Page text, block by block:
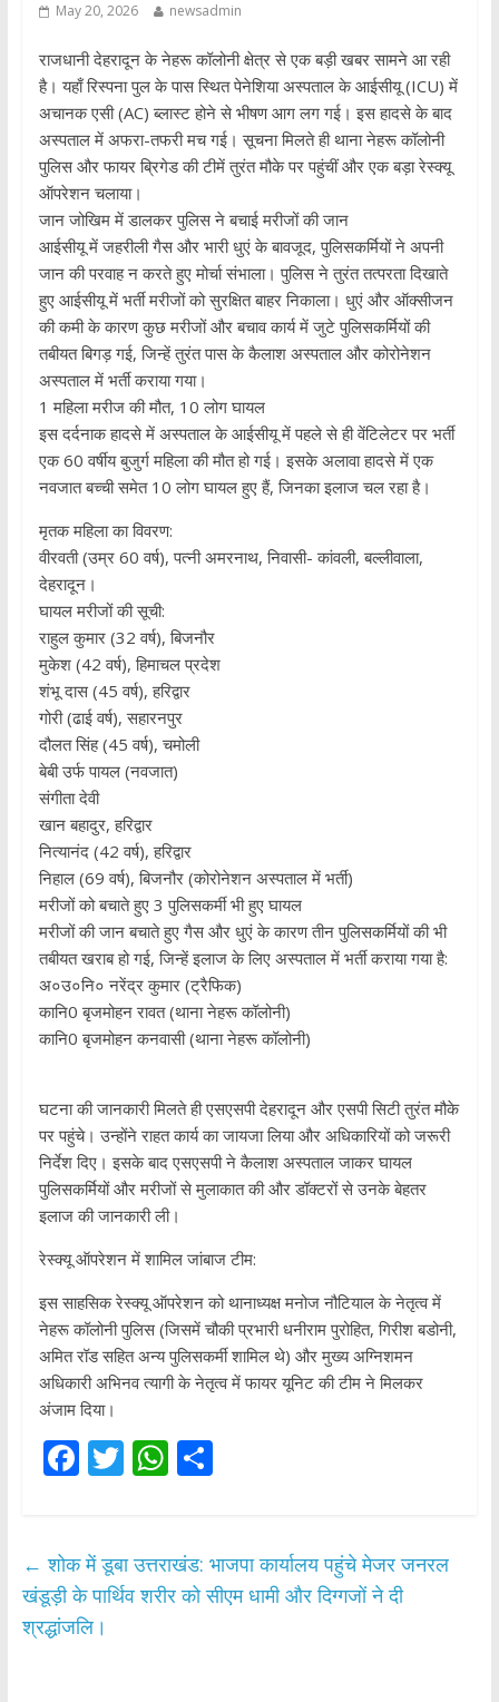
May 20, 2026 newsadmin
राजधानी देहरादून के नेहरू कॉलोनी क्षेत्र से एक बड़ी खबर सामने आ रही
है। यहाँ रिस्पना पुल के पास स्थित पेनेशिया अस्पताल के आईसीयू (ICU) में
अचानक एसी (AC) ब्लास्ट होने से भीषण आग लग गई। इस हादसे के बाद
अस्पताल में अफरा-तफरी मच गई। सूचना मिलते ही थाना नेहरू कॉलोनी
पुलिस और फायर ब्रिगेड की टीमें तुरंत मौके पर पहुंचीं और एक बड़ा रेस्क्यू
ऑपरेशन चलाया।
​जान जोखिम में डालकर पुलिस ने बचाई मरीजों की जान
​आईसीयू में जहरीली गैस और भारी धुएं के बावजूद, पुलिसकर्मियों ने अपनी
जान की परवाह न करते हुए मोर्चा संभाला। पुलिस ने तुरंत तत्परता दिखाते
हुए आईसीयू में भर्ती मरीजों को सुरक्षित बाहर निकाला। धुएं और ऑक्सीजन
की कमी के कारण कुछ मरीजों और बचाव कार्य में जुटे पुलिसकर्मियों की
तबीयत बिगड़ गई, जिन्हें तुरंत पास के कैलाश अस्पताल और कोरोनेशन
अस्पताल में भर्ती कराया गया।
​1 महिला मरीज की मौत, 10 लोग घायल
​इस दर्दनाक हादसे में अस्पताल के आईसीयू में पहले से ही वेंटिलेटर पर भर्ती
एक 60 वर्षीय बुजुर्ग महिला की मौत हो गई। इसके अलावा हादसे में एक
नवजात बच्ची समेत 10 लोग घायल हुए हैं, जिनका इलाज चल रहा है।
​मृतक महिला का विवरण:
​वीरवती (उम्र 60 वर्ष), पत्नी अमरनाथ, निवासी- कांवली, बल्लीवाला,
देहरादून।
​घायल मरीजों की सूची:
​राहुल कुमार (32 वर्ष), बिजनौर
​मुकेश (42 वर्ष), हिमाचल प्रदेश
​शंभू दास (45 वर्ष), हरिद्वार
​गोरी (ढाई वर्ष), सहारनपुर
​दौलत सिंह (45 वर्ष), चमोली
​बेबी उर्फ पायल (नवजात)
​संगीता देवी
​खान बहादुर, हरिद्वार
​नित्यानंद (42 वर्ष), हरिद्वार
​निहाल (69 वर्ष), बिजनौर (कोरोनेशन अस्पताल में भर्ती)
​मरीजों को बचाते हुए 3 पुलिसकर्मी भी हुए घायल
​मरीजों की जान बचाते हुए गैस और धुएं के कारण तीन पुलिसकर्मियों की भी
तबीयत खराब हो गई, जिन्हें इलाज के लिए अस्पताल में भर्ती कराया गया है:
​अ०उ०नि० नरेंद्र कुमार (ट्रैफिक)
​कानि0 बृजमोहन रावत (थाना नेहरू कॉलोनी)
​कानि0 बृजमोहन कनवासी (थाना नेहरू कॉलोनी)
​घटना की जानकारी मिलते ही एसएसपी देहरादून और एसपी सिटी तुरंत मौके
पर पहुंचे। उन्होंने राहत कार्य का जायजा लिया और अधिकारियों को जरूरी
निर्देश दिए। इसके बाद एसएसपी ने कैलाश अस्पताल जाकर घायल
पुलिसकर्मियों और मरीजों से मुलाकात की और डॉक्टरों से उनके बेहतर
इलाज की जानकारी ली।
​रेस्क्यू ऑपरेशन में शामिल जांबाज टीम:
​इस साहसिक रेस्क्यू ऑपरेशन को थानाध्यक्ष मनोज नौटियाल के नेतृत्व में
नेहरू कॉलोनी पुलिस (जिसमें चौकी प्रभारी धनीराम पुरोहित, गिरीश बडोनी,
अमित रॉड सहित अन्य पुलिसकर्मी शामिल थे) और मुख्य अग्निशमन
अधिकारी अभिनव त्यागी के नेतृत्व में फायर यूनिट की टीम ने मिलकर
अंजाम दिया।
F
b
o
o
T
er
W
s
A
S
e
← शोक में डूबा उत्तराखंड: भाजपा कार्यालय पहुंचे मेजर जनरल
खंडूड़ी के पार्थिव शरीर को सीएम धामी और दिग्गजों ने दी
श्रद्धांजलि।